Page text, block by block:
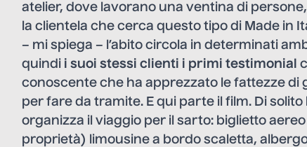
atelier, dove lavorano una ventina di persone,
la clientela che cerca questo tipo di Made in
– mi spiega – l’abito circola in determinati
quindi i suoi stessi clienti i primi testimonia
conoscente che ha apprezzato le fattezze di
per fare da tramite. E qui parte il film. Di
organizza il viaggio per il sarto: biglietto
proprietà) limousine a bordo scaletta,